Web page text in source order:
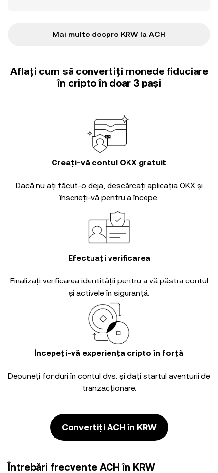
Mai multe despre KRW la ACH
Aflați cum să convertiți monede fiduciare
în cripto în doar 3 pași
Creați-vă contul OKX gratuit
Dacă nu ați făcut-o deja, descărcați aplicația OKX și
înscrieți-vă pentru a începe.
Efectuați verificarea
Finalizați verificarea identității pentru a vă păstra contul
și activele în siguranță.
Începeți-vă experiența cripto în forță
Depuneți fonduri în contul dvs. și dați startul aventurii de
tranzacționare.
Convertiți ACH în KRW
Întrebări frecvente ACH în KRW